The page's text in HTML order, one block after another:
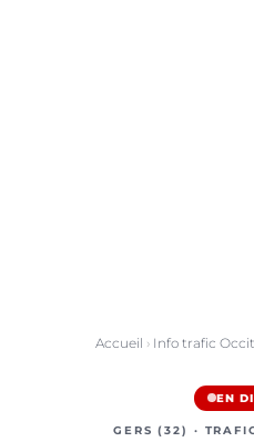
Accueil › Info trafic
EN
GERS (32) ·